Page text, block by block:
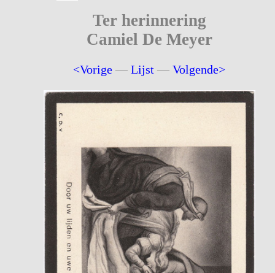
Ter herinnering
Camiel De Meyer
<Vorige —Lijst —Volgende>